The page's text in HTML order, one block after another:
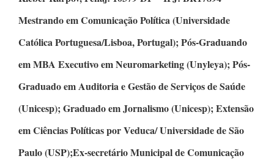
Mestrando em Comunicação Política(Universidade
Católica Portuguesa/Lisboa, Portugal);Pós-Graduando
em MBA Executivo em Neuromarketing(Unyleya);Pós-
Graduado em Auditoria e Gestão de Serviços de Saúde
(Unicesp);Graduado em Jornalismo(Unicesp);Extensão
em Ciências Políticaspor Veduca/ Universidade de São
Paulo (USP);Ex-secretário Municipal de Comunicação